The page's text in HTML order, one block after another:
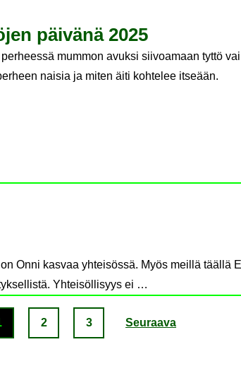
päi­vä­nä 2025
mummon avuksi siivoamaan tyttö vai
naisia ja miten äiti kohtelee itseään.
Onni kasvaa yhteisössä. Myös meillä täällä
Yhteisöllisyys ei …
2 3 Seu­raa­va